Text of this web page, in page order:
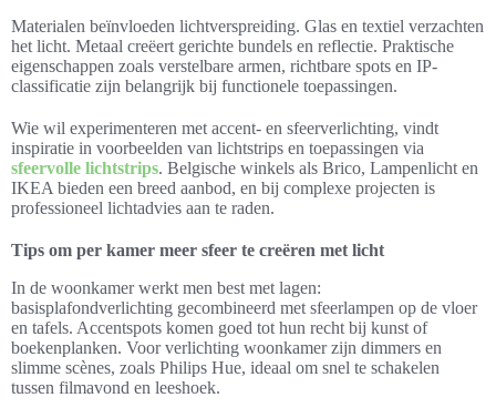
Materialen beïnvloeden lichtverspreiding. Glas en textiel verzachten
het licht. Metaal creëert gerichte bundels en reflectie. Praktische
eigenschappen zoals verstelbare armen, richtbare spots en IP-
classificatie zijn belangrijk bij functionele toepassingen.
Wie wil experimenteren met accent- en sfeerverlichting, vindt
inspiratie in voorbeelden van lichtstrips en toepassingen via
sfeervolle lichtstrips. Belgische winkels als Brico, Lampenlicht en
IKEA bieden een breed aanbod, en bij complexe projecten is
professioneel lichtadvies aan te raden.
Tips om per kamer meer sfeer te creëren met licht
In de woonkamer werkt men best met lagen:
basisplafondverlichting gecombineerd met sfeerlampen op de vloer
en tafels. Accentspots komen goed tot hun recht bij kunst of
boekenplanken. Voor verlichting woonkamer zijn dimmers en
slimme scènes, zoals Philips Hue, ideaal om snel te schakelen
tussen filmavond en leeshoek.